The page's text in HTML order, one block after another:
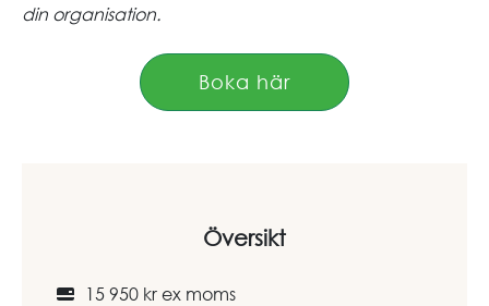
din organisation.
Boka här
Översikt
15 950 kr ex moms